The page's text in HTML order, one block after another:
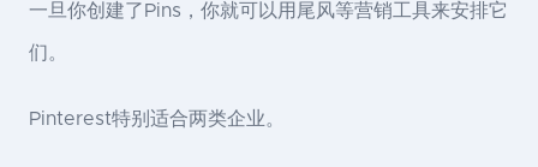
一旦你创建了Pins，你就可以用尾风等营销工具来安排它
们。
Pinterest特别适合两类企业。